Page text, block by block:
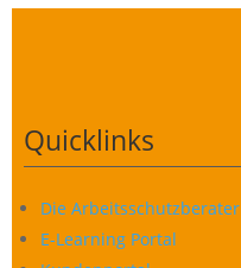
Quicklinks
Die Arbeitsschutzberater
E-Learning Portal